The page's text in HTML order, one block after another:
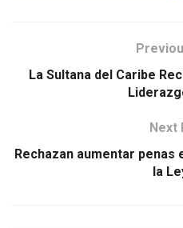
La Sultana del Caribe
Next
Rechazan aumentar
la